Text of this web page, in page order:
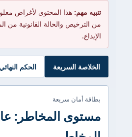
تنبيه مهم: هذا المحتوى لأغراض
من الترخيص والحالة القانونية من
الإيداع.
الخلاصة السريعة الحكم النهائي
بطاقة أمان سريعة
مستوى المخاطر: